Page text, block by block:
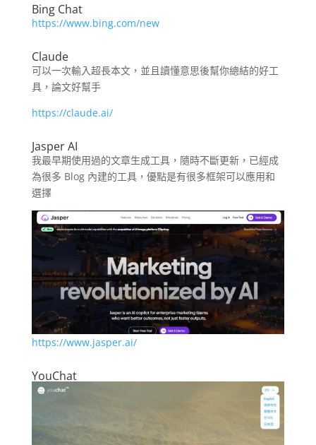
Bing Chat
https://www.bing.com/new
Claude
可以一次輸入超長本文，並且讀懂意思後幫你總結的好工
具，論文好幫手
https://claude.ai/
Jasper AI
我最早期使用過的文章生成工具，隨時不斷更新，已經成
為很多 Blog 內建的工具，優點是有很多框架可以應用和
選擇
https://www.jasper.ai/
YouChat